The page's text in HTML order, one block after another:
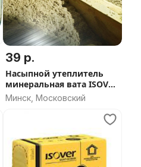
39 р.
Насыпной утеплитель
минеральная вата ISOVER
(1 м3 расход одной
упаковки)
Минск, Московский